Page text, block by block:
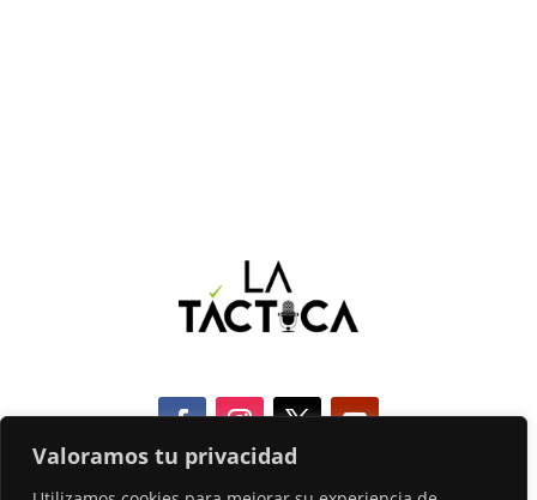
Valoramos tu privacidad